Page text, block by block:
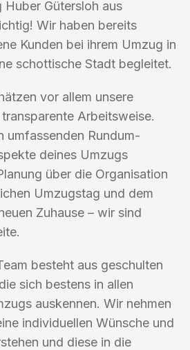
Gütersloh aus
Wir haben bereits
Kunden bei ihrem Umzug in
schottische Stadt begleitet.
vor allem unsere
Arbeitsweise.
umfassenden Rundum-
deines Umzugs
über die Organisation
Umzugstag und dem
Zuhause – wir sind
besteht aus geschulten
sich bestens in allen
auskennen. Wir nehmen
individuellen Wünsche und
und diese in die